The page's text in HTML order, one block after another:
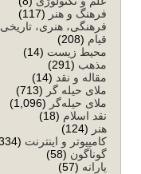
فرهنگ و هنر (117)
فرهنگی، هنری، تاریخی
قیام (208)
محیط زیست (14)
مذهب (291)
مقاله و نقد (14)
ملای حیله گر (713)
ملای حیله‌گر (1,096)
نقد اسلام (18)
هنر (124)
کامپیوتر و اینترنت (334)
گوناگون (58)
یارانه (57)